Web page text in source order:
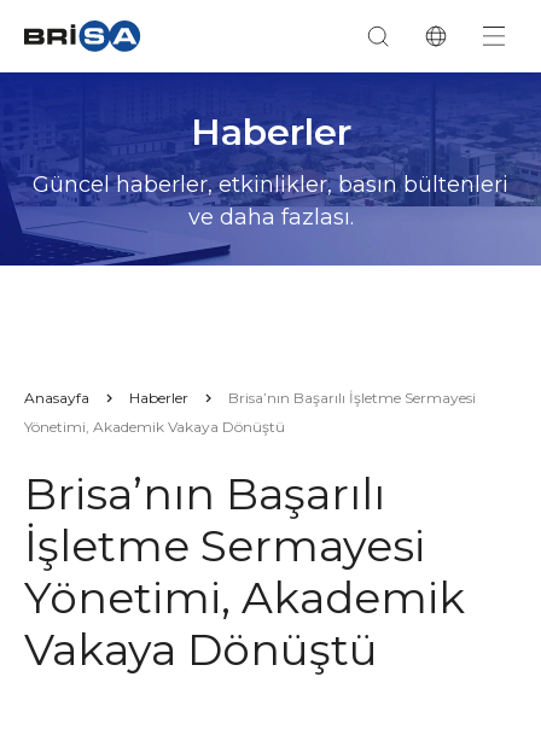
Haberler
Güncel haberler, etkinlikler, basın bültenleri
ve daha fazlası.
Anasayfa Haberler
Brisa’nın Başarılı İşletme Sermayesi
Yönetimi, Akademik Vakaya Dönüştü
Brisa’nın Başarılı
İşletme Sermayesi
Yönetimi, Akademik
Vakaya Dönüştü